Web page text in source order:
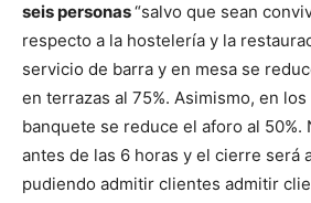
seis personas“salvo que sean
respecto a la hostelería y la
servicio de barra y en mesa se
en terrazas al 75%. Asimismo, en
banquete se reduce el aforo al 50%.
antes de las 6 horas y el cierre será
pudiendo admitir clientes admitir